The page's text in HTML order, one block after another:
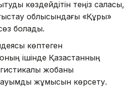
көздейдітін теңіз саласы,
облысындағы «Құрық»
болады.
көптеген
ішінде Қазақстанның
жобаны
жұмысын көрсету.